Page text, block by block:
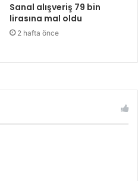
Sanal alışveriş 79 bin
lirasına mal oldu
2 hafta önce